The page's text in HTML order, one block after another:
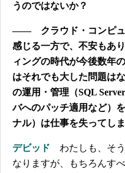
うのではないか？
―― クラウド・コンピュ
感じる一方で、不安もあ
ィングの時代が今後数年
はそれでも大した問題は
の運用・管理（SQL
バへのパッチ適用など）
ナル）は仕事を失ってし
デビッド わたしも、そ
なりますが、もちろんす